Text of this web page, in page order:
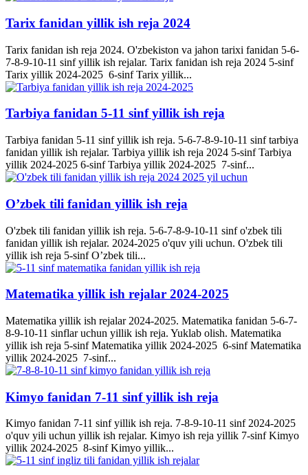
Tarix fanidan yillik ish reja 2024
Tarix fanidan ish reja 2024. O'zbekiston va jahon tarixi fanidan 5-6-
7-8-9-10-11 sinf yillik ish rejalar. Tarix fanidan ish reja 2024 5-sinf
Tarix yillik 2024-2025 6-sinf Tarix yillik...
Tarbiya fanidan 5-11 sinf yillik ish reja
Tarbiya fanidan 5-11 sinf yillik ish reja. 5-6-7-8-9-10-11 sinf tarbiya
fanidan yillik ish rejalar. Tarbiya yillik ish reja 2024 5-sinf Tarbiya
yillik 2024-2025 6-sinf Tarbiya yillik 2024-2025 7-sinf...
O’zbek tili fanidan yillik ish reja
O'zbek tili fanidan yillik ish reja. 5-6-7-8-9-10-11 sinf o'zbek tili
fanidan yillik ish rejalar. 2024-2025 o'quv yili uchun. O'zbek tili
yillik ish reja 5-sinf O’zbek tili...
Matematika yillik ish rejalar 2024-2025
Matematika yillik ish rejalar 2024-2025. Matematika fanidan 5-6-7-
8-9-10-11 sinflar uchun yillik ish reja. Yuklab olish. Matematika
yillik ish reja 5-sinf Matematika yillik 2024-2025 6-sinf Matematika
yillik 2024-2025 7-sinf...
Kimyo fanidan 7-11 sinf yillik ish reja
Kimyo fanidan 7-11 sinf yillik ish reja. 7-8-9-10-11 sinf 2024-2025
o'quv yili uchun yillik ish rejalar. Kimyo ish reja yillik 7-sinf Kimyo
yillik 2024-2025 8-sinf Kimyo yillik...